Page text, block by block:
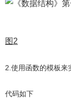
图2
2.使用函数的模板来
代码如下